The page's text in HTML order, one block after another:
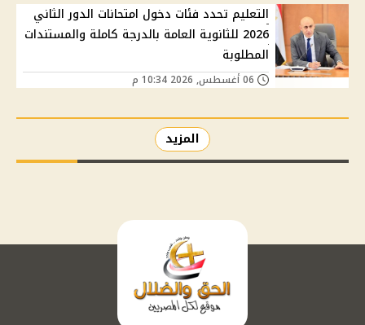
التعليم تحدد فئات دخول امتحانات الدور الثاني
2026 للثانوية العامة بالدرجة كاملة والمستندات
المطلوبة
المزيد